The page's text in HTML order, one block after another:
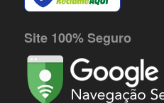
Site 100% Seguro